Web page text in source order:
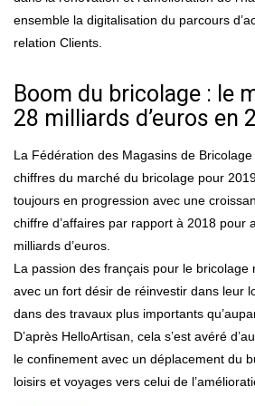
ensemble la digitalisation du parcours
relation Clients.
Boom du bricolage : le
28 milliards d’euros en
La Fédération des Magasins de
chiffres du marché du bricolage pour
toujours en progression avec une
chiffre d’affaires par rapport à 2018 pour
milliards d’euros.
La passion des français pour le bricolage
avec un fort désir de réinvestir dans leur
dans des travaux plus importants
D’après HelloArtisan, cela s’est avéré
le confinement avec un déplacement du
loisirs et voyages vers celui de